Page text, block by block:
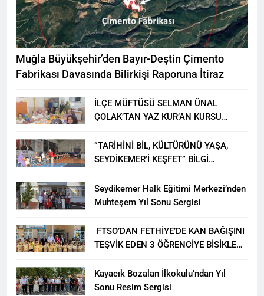
Muğla Büyükşehir’den Bayır-Deştin Çimento
Fabrikası Davasında Bilirkişi Raporuna İtiraz
İLÇE MÜFTÜSÜ SELMAN ÜNAL
ÇOLAK’TAN YAZ KUR’AN KURSU
“TARİHİNİ BİL, KÜLTÜRÜNÜ YAŞA,
SEYDİKEMER’İ KEŞFET” BİLGİ
Seydikemer Halk Eğitimi Merkezi’nden
Muhteşem Yıl Sonu Sergisi
FTSO’DAN FETHİYE’DE KAN BAĞIŞINI
TEŞVİK EDEN 3 ÖĞRENCİYE BİSİKLET
Kayacık Bozalan İlkokulu’ndan Yıl
Sonu Resim Sergisi